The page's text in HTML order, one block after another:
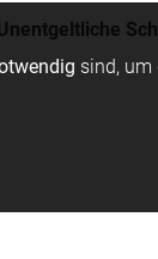
sind, um